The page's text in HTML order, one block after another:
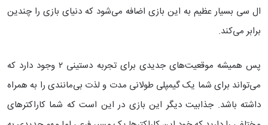
ال سی بسیار عظیم به این بازی اضافه می‌شود که دنیای بازی را چندین
برابر می‌کند.
پس همیشه موقعیت‌های جدیدی برای تجربه دستینی ۲ وجود دارد که
می‌تواند برای شما یک گیمپلی طولانی مدت و لذت بی‌مانندی را به همراه
داشته باشد. جذابیت دیگر این بازی در این است که شما کاراکترهای